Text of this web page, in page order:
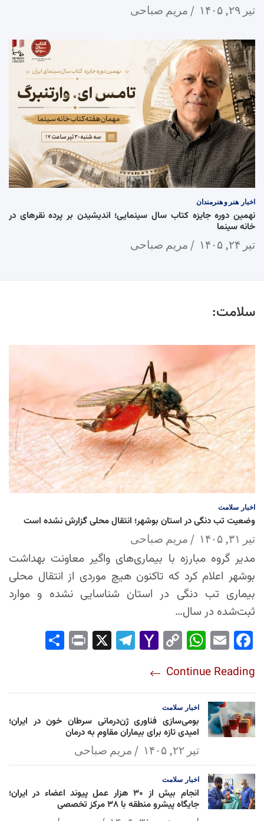
تیر ۲۹, ۱۴۰۵ مریم صباحی
اخبار هنر و هنرمندان
نهمین دوره جایزه کتاب سال سینمایی؛ اندیشیدن بر پرده نقرهای در
خانه سینما
تیر ۲۴, ۱۴۰۵ مریم صباحی
سلامت:
اخبار سلامت
وضعیت تب دنگی در استان بوشهر؛ انتقال محلی گزارش نشده است
تیر ۳۱, ۱۴۰۵ مریم صباحی
مدیر گروه مبارزه با بیماری‌های واگیر معاونت بهداشت
بوشهر اعلام کرد که تاکنون هیچ موردی از انتقال محلی
بیماری تب دنگی در استان شناسایی نشده و موارد
ثبت‌شده در سال…
Fac
ok
Em
Wh
Ap
p
Co
Lin
k
Yah
l
Tel
Pri
Continue Reading
اخبار سلامت
بومی‌سازی فناوری ژن‌درمانی سرطان خون در ایران؛
امیدی تازه برای بیماران مقاوم به درمان
تیر ۲۲, ۱۴۰۵ مریم صباحی
اخبار سلامت
انجام بیش از ۳۰ هزار عمل پیوند اعضاء در ایران؛
جایگاه پیشرو منطقه با ۳۸ مرکز تخصصی